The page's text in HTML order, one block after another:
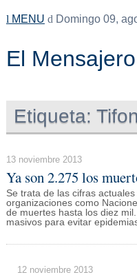
MENU Domingo 09,
El
Etiqueta: Tifon
13 noviembre 2013
Ya son 2.275 los
Se trata de las cifras
organizaciones como
de muertes hasta los diez
masivos para evitar
12 noviembre 2013